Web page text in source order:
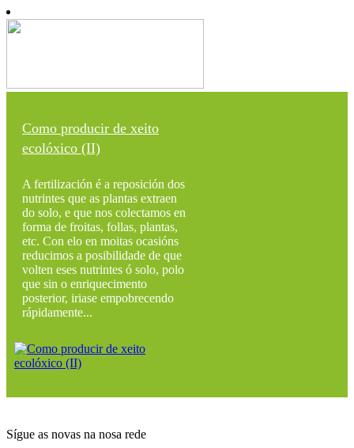
Como producir de xeito
ecolóxico (II)
A fertilización é a reposición dos
nutrintes que as plantas extraen
do solo, e que nos colectamos en
forma de froitas, follas, plantas,
etc. Con elo en moitas ocasións
reducimos a posibilidade de que
volten eses nutrintes ó solo, polo
que sin o enriquecimento
posterior, iriase empobrecendo
rápidamente...
Sígue as novas na nosa rede